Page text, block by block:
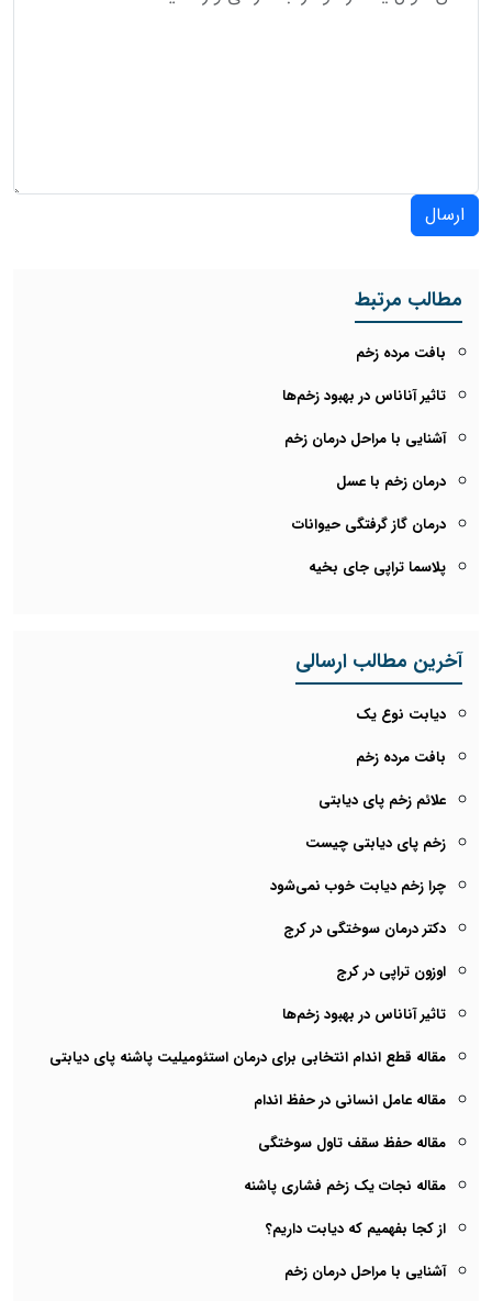
ارسال
مطالب مرتبط
بافت مرده زخم
تاثیر آناناس در بهبود زخم‌ها
آشنایی با مراحل درمان زخم
درمان زخم با عسل
درمان گاز گرفتگی حیوانات
پلاسما تراپی جای بخیه
آخرین مطالب ارسالی
دیابت نوع یک
بافت مرده زخم
علائم زخم پای دیابتی
زخم پای دیابتی چیست
چرا زخم دیابت خوب نمی‌شود
دکتر درمان سوختگی در کرج
اوزون تراپی در کرج
تاثیر آناناس در بهبود زخم‌ها
مقاله قطع اندام انتخابی برای درمان استئومیلیت پاشنه پای دیابتی
مقاله عامل انسانی در حفظ اندام
مقاله حفظ سقف تاول سوختگی
مقاله نجات یک زخم فشاری پاشنه
از کجا بفهمیم که دیابت داریم؟
آشنایی با مراحل درمان زخم